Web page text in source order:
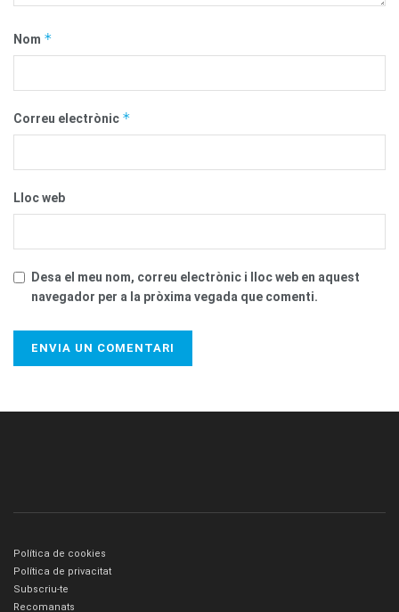
Nom *
Correu electrònic *
Lloc web
Desa el meu nom, correu electrònic i lloc web en aquest
navegador per a la pròxima vegada que comenti.
Política de cookies
Política de privacitat
Subscriu-te
Recomanats